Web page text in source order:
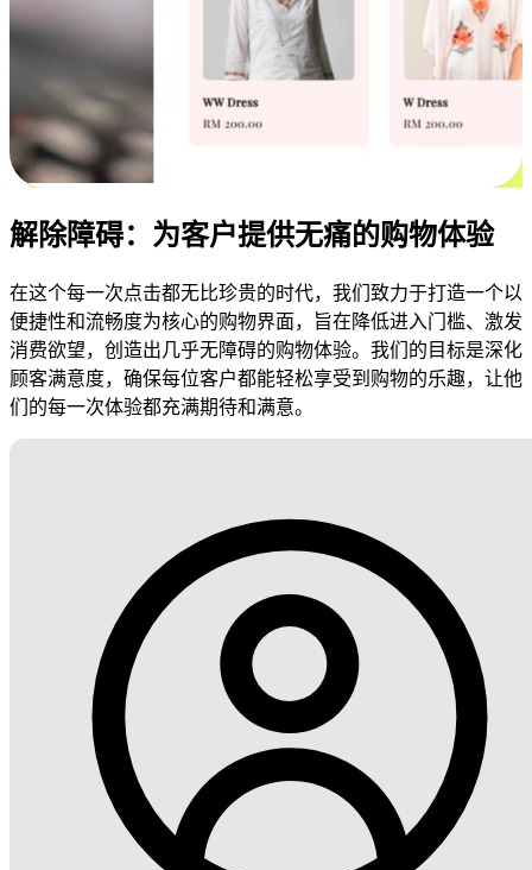
解除障碍：为客户提供无痛的购物体验
在这个每一次点击都无比珍贵的时代，我们致力于打造一个以
便捷性和流畅度为核心的购物界面，旨在降低进入门槛、激发
消费欲望，创造出几乎无障碍的购物体验。我们的目标是深化
顾客满意度，确保每位客户都能轻松享受到购物的乐趣，让他
们的每一次体验都充满期待和满意。